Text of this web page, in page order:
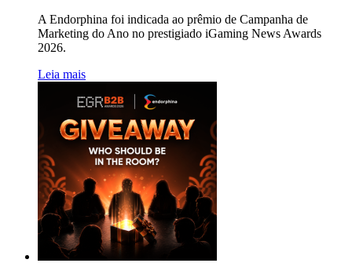
A Endorphina foi indicada ao prêmio de Campanha de
Marketing do Ano no prestigiado iGaming News Awards
2026.
Leia mais